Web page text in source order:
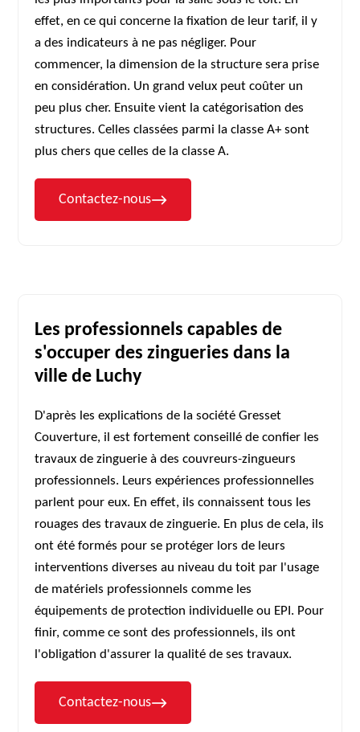
effet, en ce qui concerne la fixation de leur tarif, il y
a des indicateurs à ne pas négliger. Pour
commencer, la dimension de la structure sera prise
en considération. Un grand velux peut coûter un
peu plus cher. Ensuite vient la catégorisation des
structures. Celles classées parmi la classe A+ sont
plus chers que celles de la classe A.
Contactez-nous
Les professionnels capables de
s'occuper des zingueries dans la
ville de Luchy
D'après les explications de la société Gresset
Couverture, il est fortement conseillé de confier les
travaux de zinguerie à des couvreurs-zingueurs
professionnels. Leurs expériences professionnelles
parlent pour eux. En effet, ils connaissent tous les
rouages des travaux de zinguerie. En plus de cela, ils
ont été formés pour se protéger lors de leurs
interventions diverses au niveau du toit par l'usage
de matériels professionnels comme les
équipements de protection individuelle ou EPI. Pour
finir, comme ce sont des professionnels, ils ont
l'obligation d'assurer la qualité de ses travaux.
Contactez-nous